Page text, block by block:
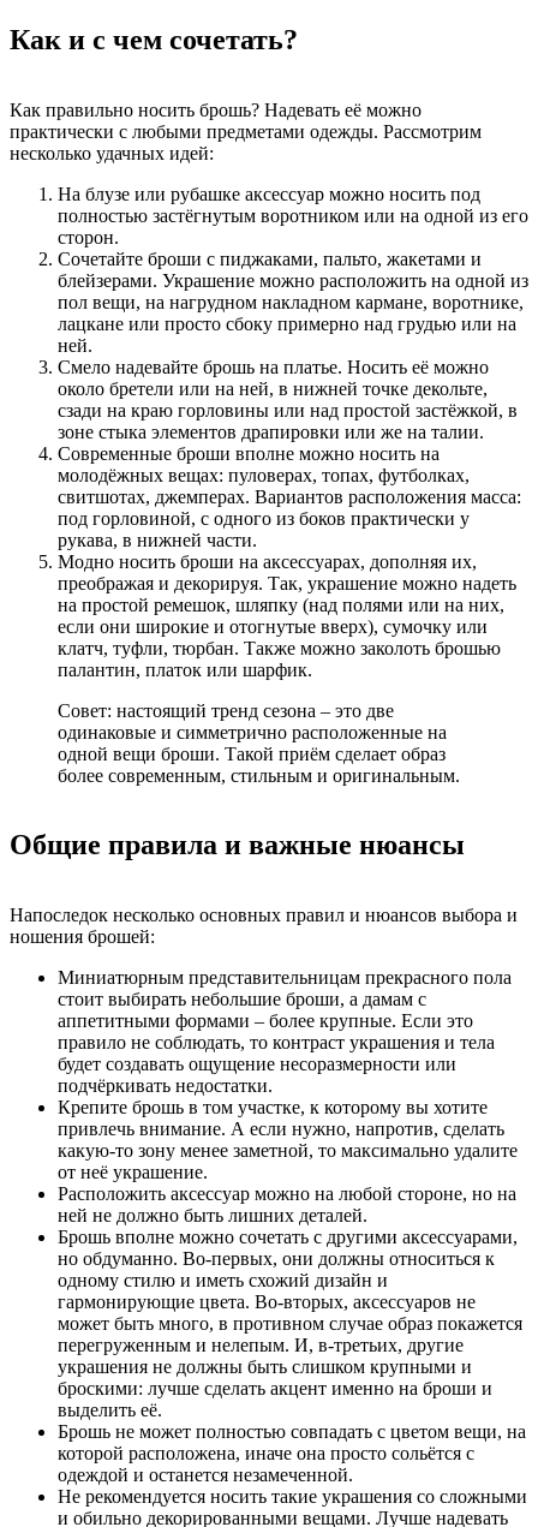
Как и с чем сочетать?
Как правильно носить брошь? Надевать её можно
практически с любыми предметами одежды. Рассмотрим
несколько удачных идей:
На блузе или рубашке аксессуар можно носить под
полностью застёгнутым воротником или на одной из его
сторон.
Сочетайте броши с пиджаками, пальто, жакетами и
блейзерами. Украшение можно расположить на одной из
пол вещи, на нагрудном накладном кармане, воротнике,
лацкане или просто сбоку примерно над грудью или на
ней.
Смело надевайте брошь на платье. Носить её можно
около бретели или на ней, в нижней точке декольте,
сзади на краю горловины или над простой застёжкой, в
зоне стыка элементов драпировки или же на талии.
Современные броши вполне можно носить на
молодёжных вещах: пуловерах, топах, футболках,
свитшотах, джемперах. Вариантов расположения масса:
под горловиной, с одного из боков практически у
рукава, в нижней части.
Модно носить броши на аксессуарах, дополняя их,
преображая и декорируя. Так, украшение можно надеть
на простой ремешок, шляпку (над полями или на них,
если они широкие и отогнутые вверх), сумочку или
клатч, туфли, тюрбан. Также можно заколоть брошью
палантин, платок или шарфик.
Совет: настоящий тренд сезона – это две
одинаковые и симметрично расположенные на
одной вещи броши. Такой приём сделает образ
более современным, стильным и оригинальным.
Общие правила и важные нюансы
Напоследок несколько основных правил и нюансов выбора и
ношения брошей:
Миниатюрным представительницам прекрасного пола
стоит выбирать небольшие броши, а дамам с
аппетитными формами – более крупные. Если это
правило не соблюдать, то контраст украшения и тела
будет создавать ощущение несоразмерности или
подчёркивать недостатки.
Крепите брошь в том участке, к которому вы хотите
привлечь внимание. А если нужно, напротив, сделать
какую-то зону менее заметной, то максимально удалите
от неё украшение.
Расположить аксессуар можно на любой стороне, но на
ней не должно быть лишних деталей.
Брошь вполне можно сочетать с другими аксессуарами,
но обдуманно. Во-первых, они должны относиться к
одному стилю и иметь схожий дизайн и
гармонирующие цвета. Во-вторых, аксессуаров не
может быть много, в противном случае образ покажется
перегруженным и нелепым. И, в-третьих, другие
украшения не должны быть слишком крупными и
броскими: лучше сделать акцент именно на броши и
выделить её.
Брошь не может полностью совпадать с цветом вещи, на
которой расположена, иначе она просто сольётся с
одеждой и останется незамеченной.
Не рекомендуется носить такие украшения со сложными
и обильно декорированными вещами. Лучше надевать